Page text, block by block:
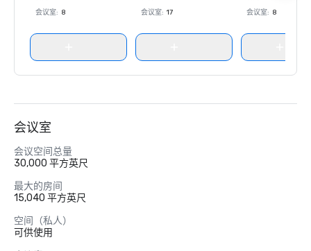
会议室: 8
会议室: 17
会议室: 8
会议室
会议空间总量
30,000 平方英尺
最大的房间
15,040 平方英尺
空间（私人）
可供使用